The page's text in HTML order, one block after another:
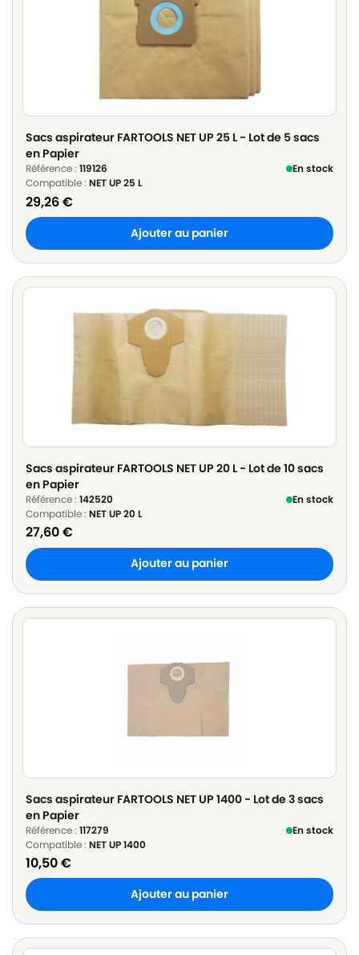
Sacs aspirateur FARTOOLS NET UP 25 L - Lot de 5 sacs
en Papier
Référence : 119126
En stock
Compatible : NET UP 25 L
29,26€
Ajouter au panier
Sacs aspirateur FARTOOLS NET UP 20 L - Lot de 10 sacs
en Papier
Référence : 142520
En stock
Compatible : NET UP 20 L
27,60€
Ajouter au panier
Sacs aspirateur FARTOOLS NET UP 1400 - Lot de 3 sacs
en Papier
Référence : 117279
En stock
Compatible : NET UP 1400
10,50€
Ajouter au panier